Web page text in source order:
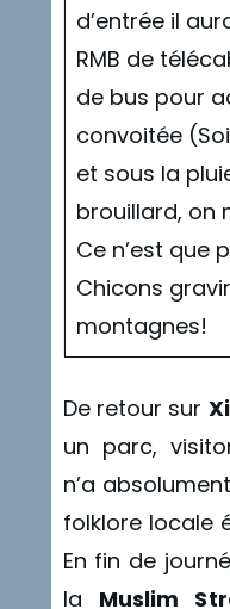
d’entrée il
RMB de
de bus pour
convoitée
et sous la
brouillard, on
Ce n’est que
Chicons
montagnes!
De retour sur
un parc,
n’a
folklore locale
En fin de
la Muslim